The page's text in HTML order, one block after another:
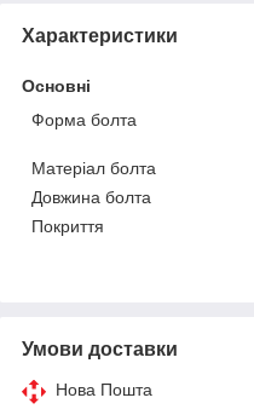
Характеристики
Основні
Форма болта
Матеріал болта
Довжина болта
Покриття
Умови доставки
Нова Пошта